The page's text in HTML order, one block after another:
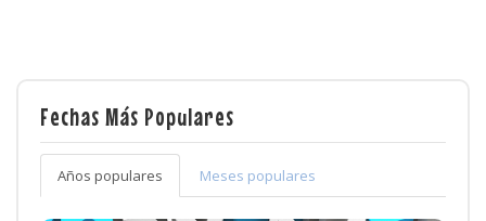
Fechas Más Populares
Años populares Meses populares